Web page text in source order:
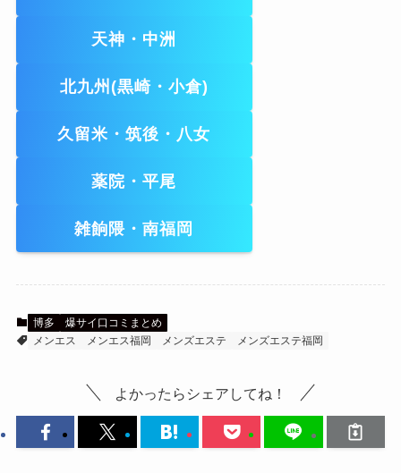
天神・中洲
北九州(黒崎・小倉)
久留米・筑後・八女
薬院・平尾
雑餉隈・南福岡
博多
爆サイ口コミまとめ
メンエス
メンエス福岡 メンズエステ メンズエステ福岡
よかったらシェアしてね！